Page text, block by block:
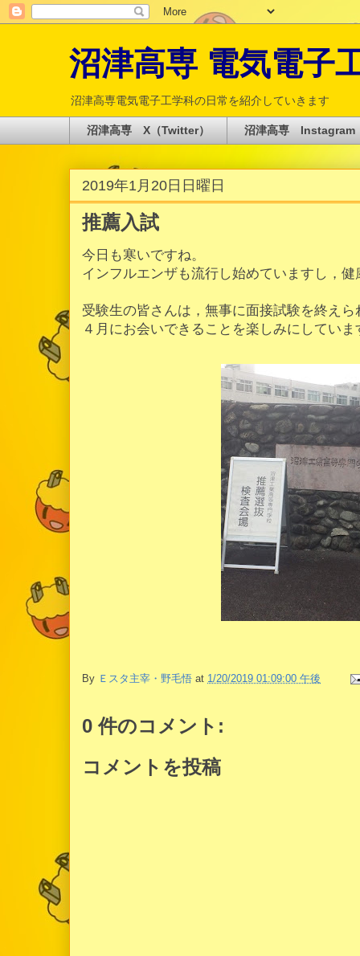
沼津高専 電気電子
沼津高専電気電子工学科の日常を紹介していきます
沼津高専 X（Twitter） 沼津高専 Instagram
2019年1月20日日曜日
推薦入試
今日も寒いですね。
インフルエンザも流行し始めていますし，
受験生の皆さんは，無事に面接試験を終え
４月にお会いできることを楽しみにしていま
By Ｅスタ主宰・野毛悟 at 1/20/2019 01:09:00 午後
0 件のコメント:
コメントを投稿